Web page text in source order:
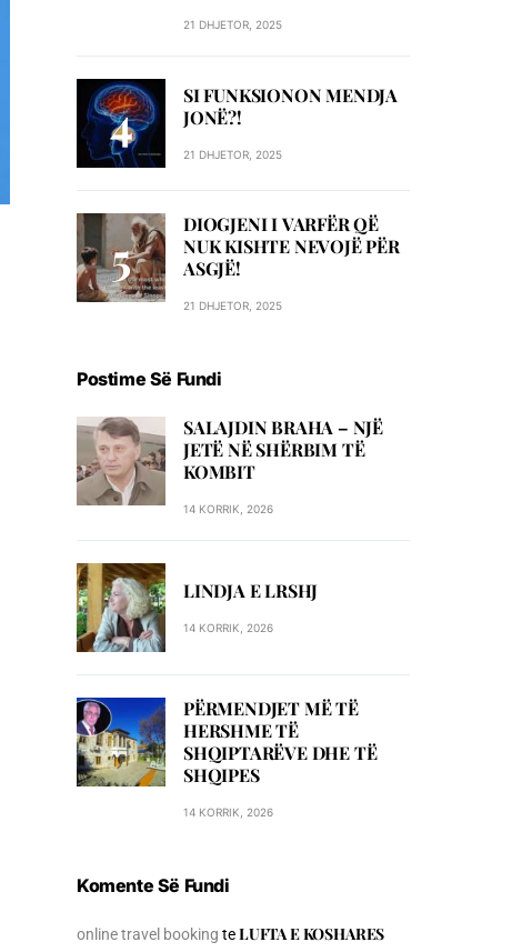
21 DHJETOR, 2025
SI FUNKSIONON MENDJA
JONË?!
21 DHJETOR, 2025
DIOGJENI I VARFËR QË
NUK KISHTE NEVOJË PËR
ASGJË!
21 DHJETOR, 2025
Postime Së Fundi
SALAJDIN BRAHA – NJЁ
JETЁ NЁ SHЁRBIM TЁ
KOMBIT
14 KORRIK, 2026
LINDJA E LRSHJ
14 KORRIK, 2026
PËRMENDJET MË TË
HERSHME TË
SHQIPTARËVE DHE TË
SHQIPES
14 KORRIK, 2026
Komente Së Fundi
online travel booking teLUFTA E KOSHARES